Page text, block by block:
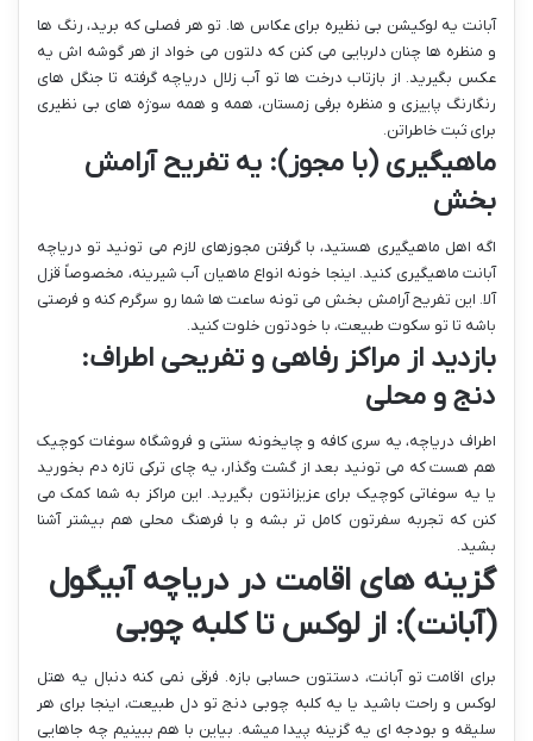
آبانت یه لوکیشن بی نظیره برای عکاس ها. تو هر فصلی که برید، رنگ ها
و منظره ها چنان دلربایی می کنن که دلتون می خواد از هر گوشه اش یه
عکس بگیرید. از بازتاب درخت ها تو آب زلال دریاچه گرفته تا جنگل های
رنگارنگ پاییزی و منظره برفی زمستان، همه و همه سوژه های بی نظیری
برای ثبت خاطراتن.
ماهیگیری (با مجوز): یه تفریح آرامش
بخش
اگه اهل ماهیگیری هستید، با گرفتن مجوزهای لازم می تونید تو دریاچه
آبانت ماهیگیری کنید. اینجا خونه انواع ماهیان آب شیرینه، مخصوصاً قزل
آلا. این تفریح آرامش بخش می تونه ساعت ها شما رو سرگرم کنه و فرصتی
باشه تا تو سکوت طبیعت، با خودتون خلوت کنید.
بازدید از مراکز رفاهی و تفریحی اطراف:
دنج و محلی
اطراف دریاچه، یه سری کافه و چایخونه سنتی و فروشگاه سوغات کوچیک
هم هست که می تونید بعد از گشت وگذار، یه چای ترکی تازه دم بخورید
یا یه سوغاتی کوچیک برای عزیزانتون بگیرید. این مراکز به شما کمک می
کنن که تجربه سفرتون کامل تر بشه و با فرهنگ محلی هم بیشتر آشنا
بشید.
گزینه های اقامت در دریاچه آبیگول
(آبانت): از لوکس تا کلبه چوبی
برای اقامت تو آبانت، دستتون حسابی بازه. فرقی نمی کنه دنبال یه هتل
لوکس و راحت باشید یا یه کلبه چوبی دنج تو دل طبیعت، اینجا برای هر
سلیقه و بودجه ای یه گزینه پیدا میشه. بیاین با هم ببینیم چه جاهایی